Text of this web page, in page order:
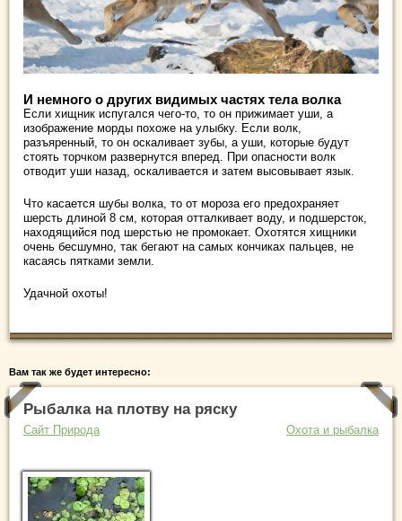
И немного о других видимых частях тела волка
Если хищник испугался чего-то, то он прижимает уши, а
изображение морды похоже на улыбку. Если волк,
разъяренный, то он оскаливает зубы, а уши, которые будут
стоять торчком развернутся вперед. При опасности волк
отводит уши назад, оскаливается и затем высовывает язык.
Что касается шубы волка, то от мороза его предохраняет
шерсть длиной 8 см, которая отталкивает воду, и подшерсток,
находящийся под шерстью не промокает. Охотятся хищники
очень бесшумно, так бегают на самых кончиках пальцев, не
касаясь пятками земли.
Удачной охоты!
Вам так же будет интересно:
Рыбалка на плотву на ряску
Сайт Природа Охота и рыбалка